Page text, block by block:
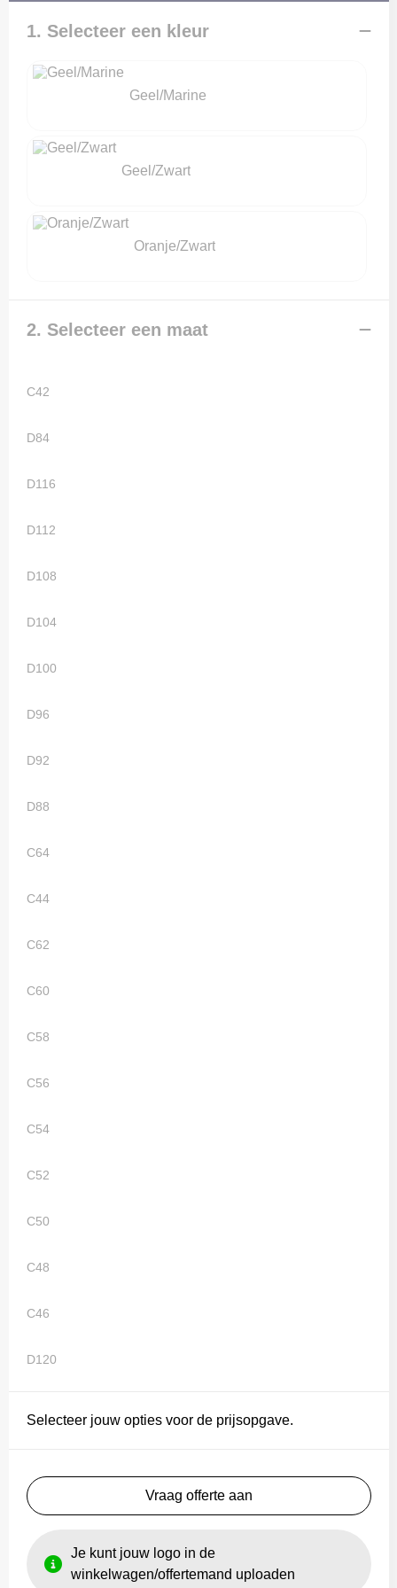
Overhemden
Reflecterende polo's
Sweaters
T-Shirts
Veiligheidsvesten en Veiligheidshesjes
Vesten
1. Selecteer een kleur
Geel/Marine
Geel/Zwart
Oranje/Zwart
2. Selecteer een maat
C42
D84
D116
D112
D108
D104
D100
D96
D92
D88
C64
C44
C62
C60
C58
C56
C54
C52
C50
C48
C46
D120
Selecteer jouw opties voor de prijsopgave.
Vraag offerte aan
Je kunt jouw logo in de
winkelwagen/offertemand uploaden